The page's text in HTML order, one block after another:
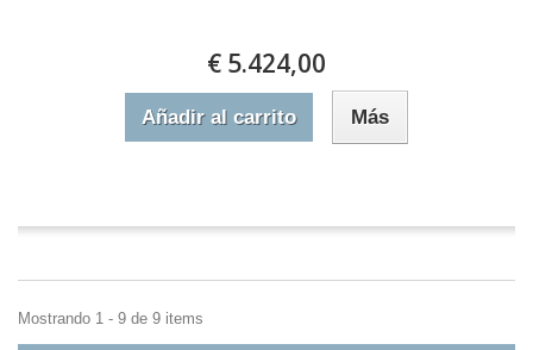
€ 5.424,00
Añadir al carrito Más
Mostrando 1 - 9 de 9 items